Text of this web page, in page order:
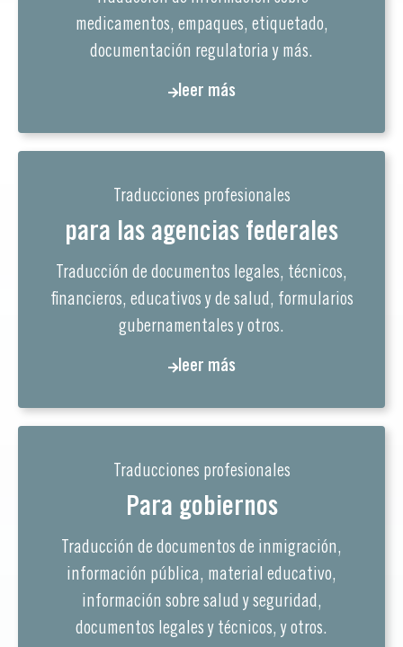
medicamentos, empaques, etiquetado,
documentación regulatoria y más.
leer más
Traducciones profesionales
para las agencias federales
Traducción de documentos legales, técnicos,
financieros, educativos y de salud, formularios
gubernamentales y otros.
leer más
Traducciones profesionales
Para gobiernos
Traducción de documentos de inmigración,
información pública, material educativo,
información sobre salud y seguridad,
documentos legales y técnicos, y otros.